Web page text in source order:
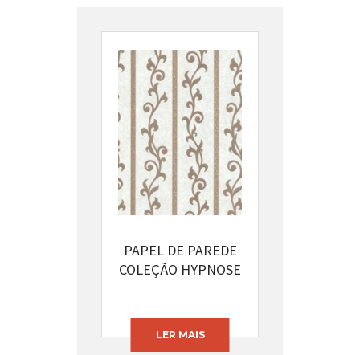
PAPEL DE PAREDE
COLEÇÃO HYPNOSE
LER MAIS